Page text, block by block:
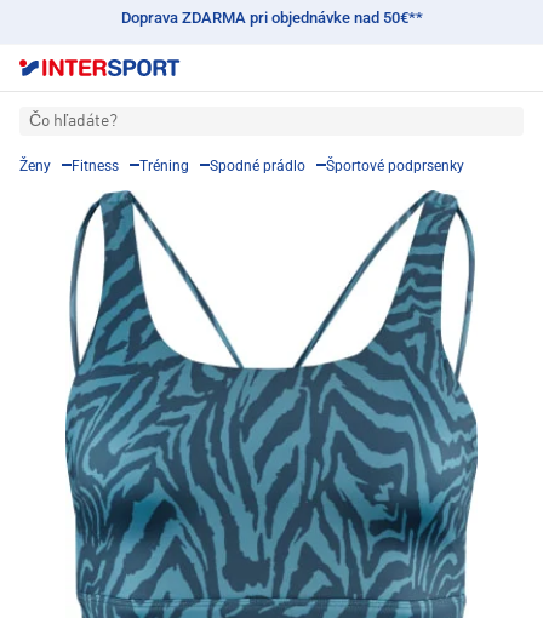
Doprava ZDARMA pri objednávke nad 50€**
Čo hľadáte?
Ženy Fitness Tréning Spodné prádlo Športové podprsenky